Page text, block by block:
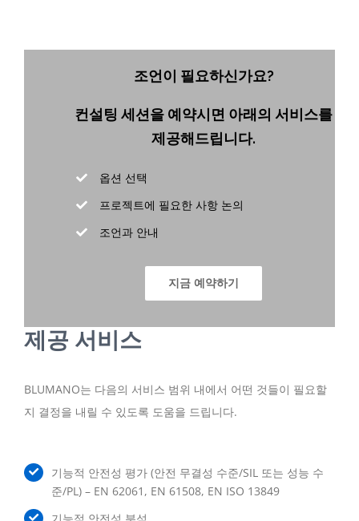
조언이 필요하신가요?
컨설팅 세션을 예약시면 아래의 서비스를
제공해드립니다.
옵션 선택
프로젝트에 필요한 사항 논의
조언과 안내
지금 예약하기
제공 서비스
BLUMANO는 다음의 서비스 범위 내에서 어떤 것들이 필요할
지 결정을 내릴 수 있도록 도움을 드립니다.
기능적 안전성 평가 (안전 무결성 수준/SIL 또는 성능 수
준/PL) – EN 62061, EN 61508, EN ISO 13849
기능적 안전성 분석